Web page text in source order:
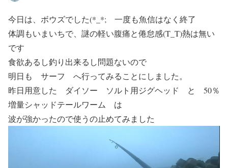
今日は、ボウズでした(*_*; 一度も魚信はなく終了
体調もいまいちで、謎の軽い腹痛と倦怠感(T_T)熱は無い
です
食欲あるし釣り出来るし問題ないので
明日も サーフ へ行ってみることにしました。
昨日用意した ダイソー ソルト用ジグヘッド と 50％
増量シャッドテールワーム は
波が強かったので使うの止めてみました